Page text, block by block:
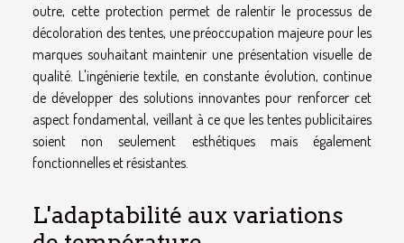
outre, cette protection permet de ralentir le processus de
décoloration des tentes, une préoccupation majeure pour les
marques souhaitant maintenir une présentation visuelle de
qualité. L'ingénierie textile, en constante évolution, continue
de développer des solutions innovantes pour renforcer cet
aspect fondamental, veillant à ce que les tentes publicitaires
soient non seulement esthétiques mais également
fonctionnelles et résistantes.
L'adaptabilité aux variations